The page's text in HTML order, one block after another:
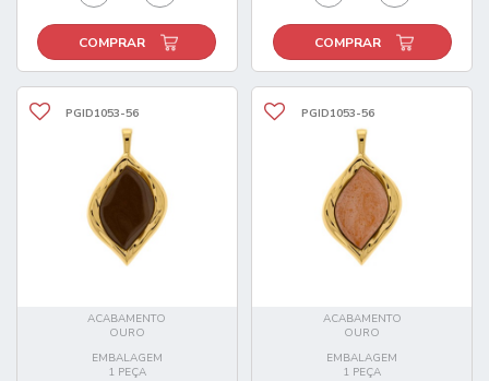
COMPRAR COMPRAR
PGID1053-56
ACABAMENTO
OURO
EMBALAGEM
1 PEÇA
PGID1053-56
ACABAMENTO
OURO
EMBALAGEM
1 PEÇA